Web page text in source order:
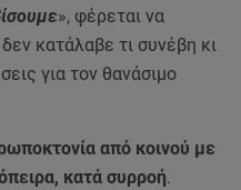
», φέρεται να
κατάλαβε τι συνέβη κι
για τον θανάσιμο
από κοινού με
κατά συρροή.